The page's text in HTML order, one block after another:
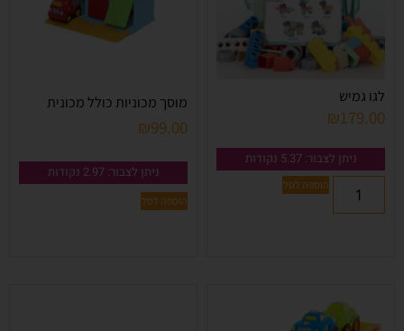
לגו גמיש
₪179.00
ניתן לצבור: 5.37 נקודות
הוספה לסל
מוסך מכוניות כולל מכונית
₪99.00
ניתן לצבור: 2.97 נקודות
הוספה לסל